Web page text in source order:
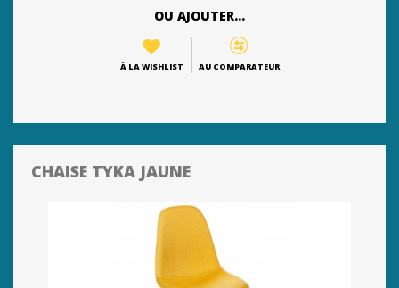
OU AJOUTER...
À LA WISHLIST AU COMPARATEUR
CHAISE TYKA JAUNE